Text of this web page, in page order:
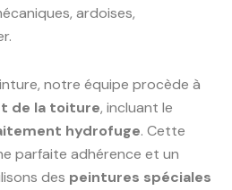
ardoises,
notre équipe procède à
de la toiture, incluant le
hydrofuge. Cette
parfaite adhérence et un
des peintures spéciales